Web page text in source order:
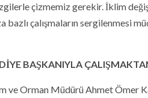
çizgilerle çizmemiz gerekir. İklim
çalışmaların sergilenmesi
BAŞKANIYLA
ve Orman Müdürü Ahmet